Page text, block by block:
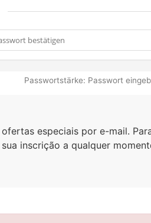
Passwortstärke: Passwort
especiais por e-mail.
inscrição a qualquer